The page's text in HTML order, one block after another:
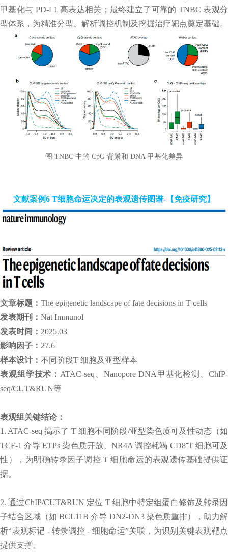
甲基化与 PD-L1 高表达相关；最终建立了可靠的 TNBC 表观分
型体系，为精准分型、解析调控机制及挖掘治疗靶点奠定基础。
图 TNBC 中的 CpG 背景和 DNA 甲基化差异
文献案例6 T细胞命运决定的表观遗传图谱-【免疫研究】
文章标题： The epigenetic landscape of fate decisions in T cells
发表期刊： Nat Immunol
发表时间： 2025.03
影响因子： 27.6
样本设计： 不同阶段T 细胞及亚型样本
表观组学技术： ATAC-seq、Nanopore DNA甲基化检测、ChIP-
seq/CUT&RUN等
表观组关键结论：
1. ATAC-seq 揭示了 T 细胞不同阶段/亚型染色质可及性动态（如
TCF-1 介导 ETPs 染色质开放、NR4A 调控耗竭 CD8⁺T 细胞可及
性），为明确转录因子调控 T 细胞命运的表观遗传基础提供证
据。
2. 通过ChIP/CUT&RUN 定位 T 细胞中特定组蛋白修饰及转录因
子结合区域（如 BCL11B 介导 DN2-DN3 染色质重排），助力解
析“表观标记 - 转录调控 - 细胞命运”关联，为识别关键表观靶点
提供支撑。